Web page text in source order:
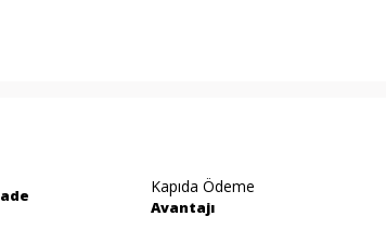
Kapıda Ödeme
Avantajı